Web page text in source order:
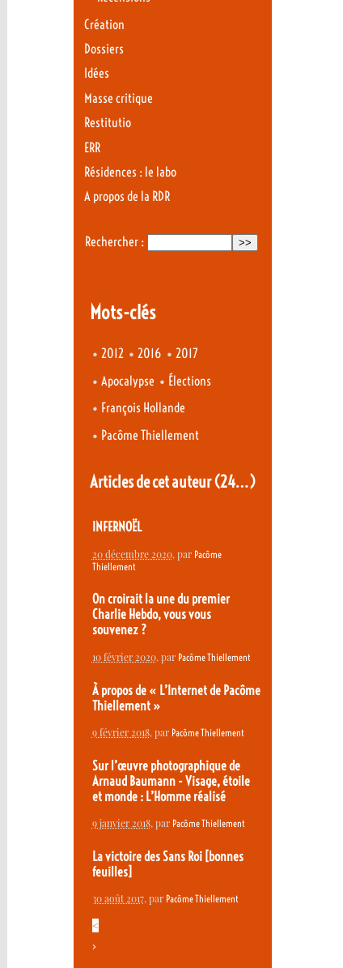
Création
Dossiers
Idées
Masse critique
Restitutio
ERR
Résidences : le labo
A propos de la RDR
Rechercher :
Mots-clés
• 2012 •2016 • 2017
• Apocalypse • Élections
• François Hollande
• Pacôme Thiellement
Articles de cet auteur(24…)
INFERNOËL
20 décembre 2020, par Pacôme
Thiellement
On croirait la une du premier
Charlie Hebdo, vous vous
souvenez ?
10 février 2020, par Pacôme Thiellement
À propos de « L’Internet de Pacôme
Thiellement »
9 février 2018, par Pacôme Thiellement
Sur l’œuvre photographique de
Arnaud Baumann - Visage, étoile
et monde : L’Homme réalisé
9 janvier 2018, par Pacôme Thiellement
La victoire des Sans Roi [bonnes
feuilles]
30 août 2017, par Pacôme Thiellement
<
>